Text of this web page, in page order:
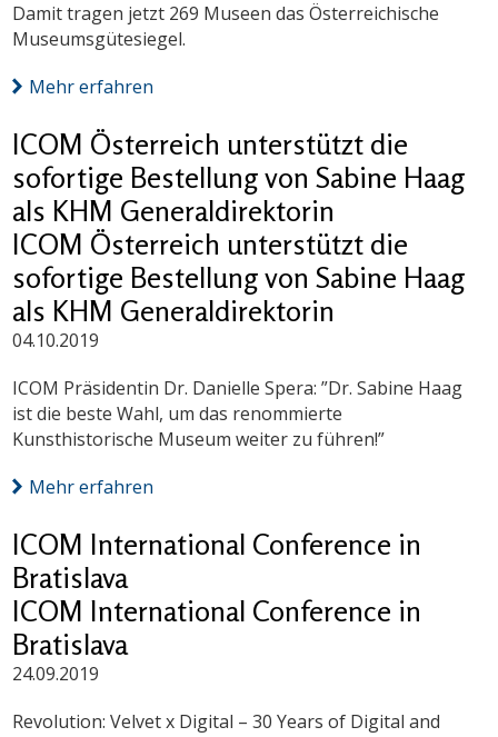
Damit tragen jetzt 269 Museen das Österreichische
Museumsgütesiegel.
Mehr erfahren
ICOM Österreich unterstützt die
sofortige Bestellung von Sabine Haag
als KHM Generaldirektorin
ICOM Österreich unterstützt die
sofortige Bestellung von Sabine Haag
als KHM Generaldirektorin
04.10.2019
ICOM Präsidentin Dr. Danielle Spera: ”Dr. Sabine Haag
ist die beste Wahl, um das renommierte
Kunsthistorische Museum weiter zu führen!”
Mehr erfahren
ICOM International Conference in
Bratislava
ICOM International Conference in
Bratislava
24.09.2019
Revolution: Velvet x Digital – 30 Years of Digital and